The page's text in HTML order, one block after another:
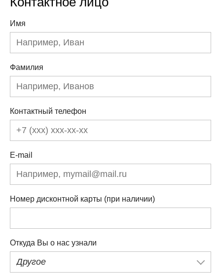
Имя
Фамилия
Контактный телефон
E-mail
Номер дисконтной карты (при наличии)
Откуда Вы о нас узнали
Другое